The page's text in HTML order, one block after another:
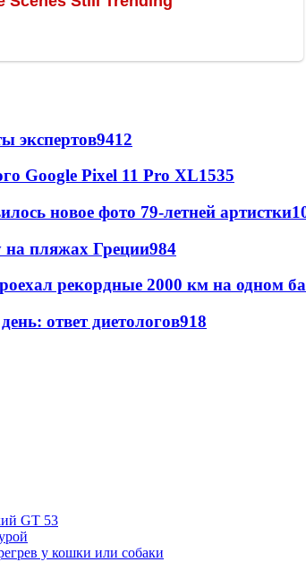
экспертов9412
Google Pixel 11 Pro XL1535
новое фото 79-летней артистки
на пляжах Греции984
рекордные 2000 км на одном
ответ диетологов918
GT 53
у кошки или собаки